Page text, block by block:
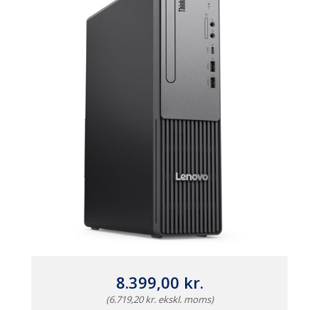
8.399,00 kr.
(6.719,20 kr. ekskl. moms)